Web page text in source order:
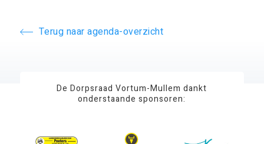
Terug naar agenda-overzicht
De Dorpsraad Vortum-Mullem dankt
onderstaande sponsoren: